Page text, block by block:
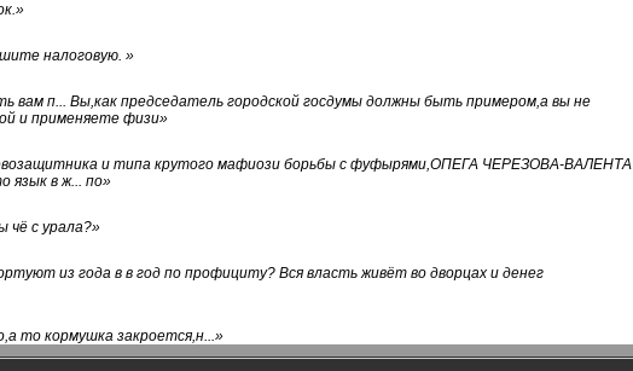
»
налоговую. »
вам п... Вы,как председатель городской госдумы должны быть примером,а вы не
и применяете физи»
и типа крутого мафиози борьбы с фуфырями,ОПЕГА ЧЕРЕЗОВА-ВАЛЕНТА
язык в ж... по»
чё с урала?»
из года в в год по профициту? Вся власть живёт во дворцах и денег
то кормушка закроется,н...»